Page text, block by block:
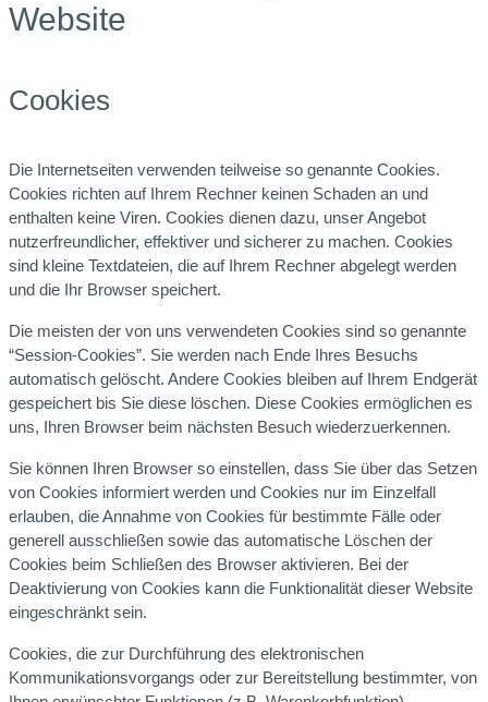
Website
Cookies
Die Internetseiten verwenden teilweise so genannte Cookies.
Cookies richten auf Ihrem Rechner keinen Schaden an und
enthalten keine Viren. Cookies dienen dazu, unser Angebot
nutzerfreundlicher, effektiver und sicherer zu machen. Cookies
sind kleine Textdateien, die auf Ihrem Rechner abgelegt werden
und die Ihr Browser speichert.
Die meisten der von uns verwendeten Cookies sind so genannte
“Session-Cookies”. Sie werden nach Ende Ihres Besuchs
automatisch gelöscht. Andere Cookies bleiben auf Ihrem Endgerät
gespeichert bis Sie diese löschen. Diese Cookies ermöglichen es
uns, Ihren Browser beim nächsten Besuch wiederzuerkennen.
Sie können Ihren Browser so einstellen, dass Sie über das Setzen
von Cookies informiert werden und Cookies nur im Einzelfall
erlauben, die Annahme von Cookies für bestimmte Fälle oder
generell ausschließen sowie das automatische Löschen der
Cookies beim Schließen des Browser aktivieren. Bei der
Deaktivierung von Cookies kann die Funktionalität dieser Website
eingeschränkt sein.
Cookies, die zur Durchführung des elektronischen
Kommunikationsvorgangs oder zur Bereitstellung bestimmter, von